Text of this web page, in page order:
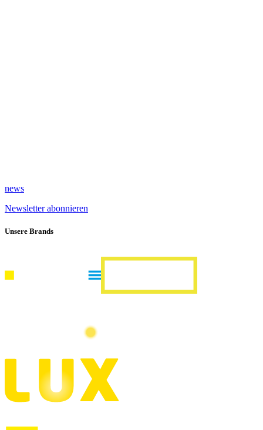
news
Newsletter abonnieren
Unsere Brands